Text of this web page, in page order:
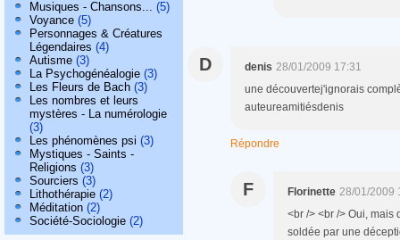
Musiques - Chansons... (5)
Voyance (5)
Personnages & Créatures
Légendaires (4)
Autisme (3)
La Psychogénéalogie (3)
Les Fleurs de Bach (3)
Les nombres et leurs
mystères - La numérologie
(3)
Les phénomènes psi (3)
Mystiques - Saints -
Religions (3)
Sourciers (3)
Lithothérapie (2)
Méditation (2)
Société-Sociologie (2)
D denis 28/01/2009 17:31
une découvertej'ignorais
auteureamitiésdenis
Répondre
F Florinette 28/01/2009
<br /> <br /> Oui, mais
soldée par une